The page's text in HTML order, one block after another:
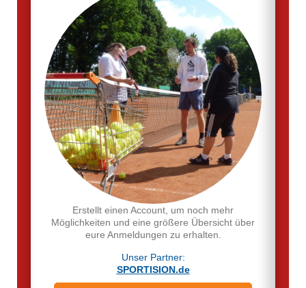
Erstellt einen Account, um noch mehr
Möglichkeiten und eine größere Übersicht über
eure Anmeldungen zu erhalten.
Unser Partner:
SPORTISION.de